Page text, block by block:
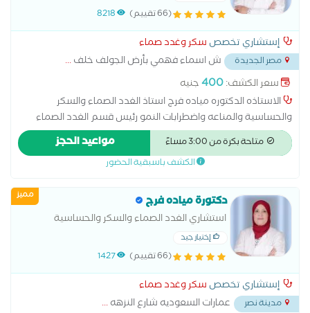
الأمراض الباطنيه رئيسه قسم الغدد الصماء
(66 تقييم) 8218
إستشاري تخصص سكر وغدد صماء
مصر الجديدة ش اسماء فهمي بأرض الجولف خلف...
سعر الكشف:400جنيه
الاستاذه الدكتوره مياده فرج استاذ الغدد الصماء والسكر
والحساسية والمناعه واضطرابات النمو رئيس قسم الغدد الصماء
والسكر والباطنه مستشفى المطربة التعليمي استاذة جامعه الازهر
دكتوراه الأمراض الباطنيه استاذه تأخر نمو الأطفال والأمراض المناعيه
متاحة بكرة من 3:00 مساءً مواعيد الحجز
الكشف باسبقية الحضور
مميز دكتورة مياده فرج
استشاري الغدد الصماء والسكر والحساسية
والمناعه دكتوراه الباطنه العامه ومدرب الزماله
المصريه ورئيسه قسم الغدد الصماء والسكر
إختيار جيد
(66 تقييم) 1427
إستشاري تخصص سكر وغدد صماء
مدينة نصر عمارات السعوديه شارع النزهه...